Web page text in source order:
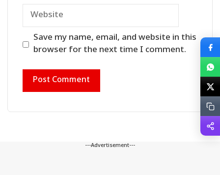
Website
Save my name, email, and website in this
browser for the next time I comment.
---Advertisement---